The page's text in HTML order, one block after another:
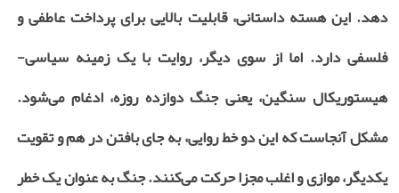
دهد. این هسته داستانی، قابلیت بالایی برای پرداخت عاطفی و
فلسفی دارد. اما از سوی دیگر، روایت با یک زمینه سیاسی-
هیستوریکال سنگین، یعنی جنگ دوازده روزه، ادغام می‌شود.
مشکل آنجاست که این دو خط روایی، به جای بافتن در هم و تقویت
یکدیگر، موازی و اغلب مجزا حرکت می‌کنند. جنگ به عنوان یک خطر